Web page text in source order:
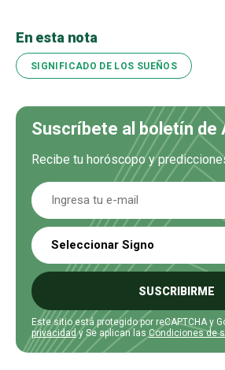
En esta nota
SIGNIFICADO DE LOS SUEÑOS
Suscríbete al boletín de
Recibe tu horóscopo y
Seleccionar Signo
SUSCRIBIRME
Este sitio está protegido por reCAPTCHA y
privacidady Se aplican las Condiciones de